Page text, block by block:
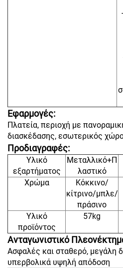
Εφαρμογές:
Πλατεία, περιοχή με
διασκέδασης, εσωτερικός
Προδιαγραφές:
Υλικό
εξαρτήματος
Μεταλλικό+Π
λαστικό
Χρώμα
Κόκκινο/
κίτρινο/μπλε/
πράσινο
Υλικό
προϊόντος
57kg
Ανταγωνιστικό
Ασφαλές και σταθερό, μεγάλη
υπερβολικά υψηλή απόδοση